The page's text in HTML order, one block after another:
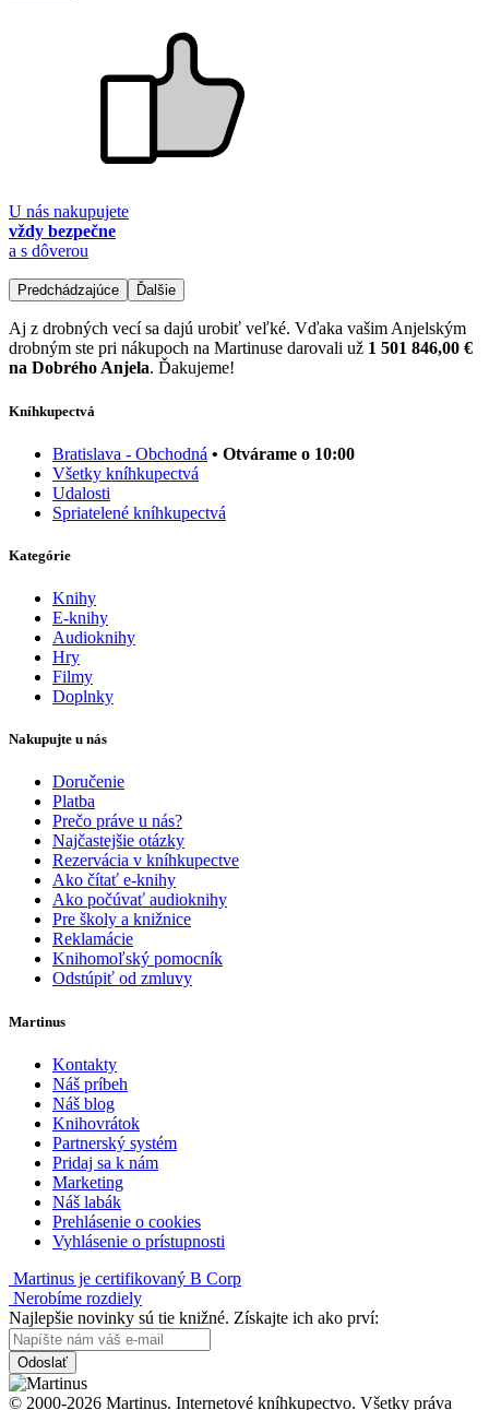
U nás nakupujete
vždy bezpečne
a s dôverou
Predchádzajúce Ďalšie
Aj z drobných vecí sa dajú urobiť veľké. Vďaka vašim Anjelským
drobným ste pri nákupoch na Martinuse darovali už 1 501 846,00 €
na Dobrého Anjela. Ďakujeme!
Kníhkupectvá
Bratislava - Obchodná • Otvárame o 10:00
Všetky kníhkupectvá
Udalosti
Spriatelené kníhkupectvá
Kategórie
Knihy
E-knihy
Audioknihy
Hry
Filmy
Doplnky
Nakupujte u nás
Doručenie
Platba
Prečo práve u nás?
Najčastejšie otázky
Rezervácia v kníhkupectve
Ako čítať e-knihy
Ako počúvať audioknihy
Pre školy a knižnice
Reklamácie
Knihomoľský pomocník
Odstúpiť od zmluvy
Martinus
Kontakty
Náš príbeh
Náš blog
Knihovrátok
Partnerský systém
Pridaj sa k nám
Marketing
Náš labák
Prehlásenie o cookies
Vyhlásenie o prístupnosti
Martinus je certifikovaný B Corp
Nerobíme rozdiely
Najlepšie novinky sú tie knižné. Získajte ich ako prví:
Odoslať
© 2000-2026 Martinus. Internetové kníhkupectvo. Všetky práva